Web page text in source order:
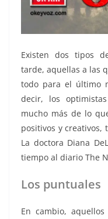
Existen dos tipos
tarde, aquellas a las
todo para el último
decir, los
mucho más de lo
positivos y creativos,
La doctora Diana
tiempo al diario The
Los puntuales
En cambio,